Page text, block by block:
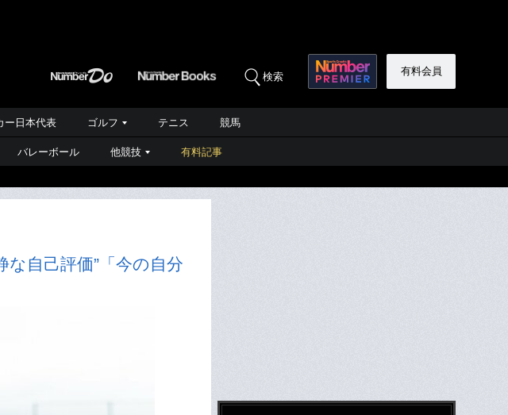
検索 有料会員
ー日本代表 ゴルフ テニス 競馬
バレーボール 他競技 有料記事
自己評価”「今の自分